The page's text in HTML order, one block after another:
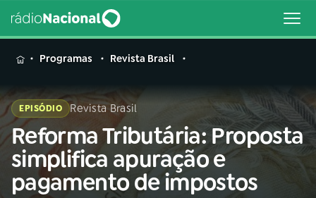
MENU
Buscar
na
Rádio
Nacional
Buscar
Programas Revista Brasil
EPISÓDIO Revista Brasil
Reforma Tributária: Proposta
simplifica apuração e
pagamento de impostos